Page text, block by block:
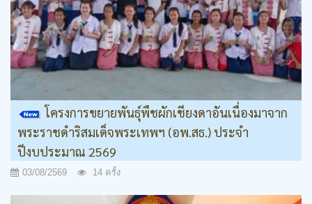
โครงการขยายพันธุ์พืชผักเชียงดาอันเนื่องมาจาก
พระราชดำริสมเด็จพระเทพฯ (อพ.สธ.) ประจำ
ปีงบประมาณ 2569
03/08/2569 14 ครั้ง